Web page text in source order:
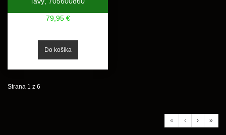
79,95 €
Strana 1 z 6
« ‹ › »